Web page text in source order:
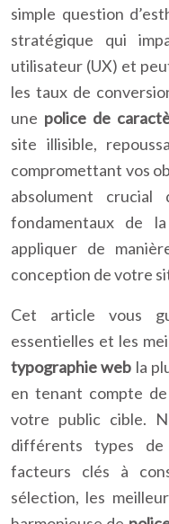
simple question
stratégique qui
utilisateur (UX) et
les taux de
une police de
site illisible,
compromettant vos
absolument crucial
fondamentaux de
appliquer de
conception de votre
Cet article vous
essentielles et les
typographie web la
en tenant compte
votre public cible.
différents types de
facteurs clés à
sélection, les